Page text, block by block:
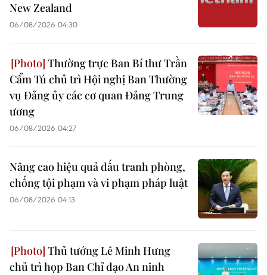
New Zealand
06/08/2026 04:30
Thường trực Ban Bí thư Trần
Cẩm Tú chủ trì Hội nghị Ban Thường
vụ Đảng ủy các cơ quan Đảng Trung
ương
06/08/2026 04:27
Nâng cao hiệu quả đấu tranh phòng,
chống tội phạm và vi phạm pháp luật
06/08/2026 04:13
Thủ tướng Lê Minh Hưng
chủ trì họp Ban Chỉ đạo An ninh